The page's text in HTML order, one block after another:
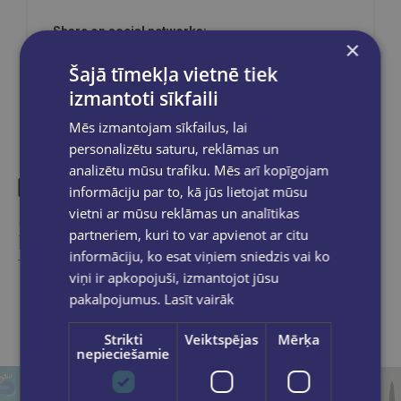
Share on social networks:
Similar products
Take a look
×
Šajā tīmekļa vietnē tiek
izmantoti sīkfaili
Mēs izmantojam sīkfailus, lai
personalizētu saturu, reklāmas un
analizētu mūsu trafiku. Mēs arī kopīgojam
informāciju par to, kā jūs lietojat mūsu
vietni ar mūsu reklāmas un analītikas
partneriem, kuri to var apvienot ar citu
informāciju, ko esat viņiem sniedzis vai ko
viņi ir apkopojuši, izmantojot jūsu
pakalpojumus. Lasīt vairāk
Strikti
nepieciešamie
Veiktspējas Mērķa